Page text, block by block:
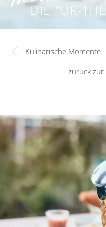
DIE "UR-
Kulinarische Momente
zurück zur